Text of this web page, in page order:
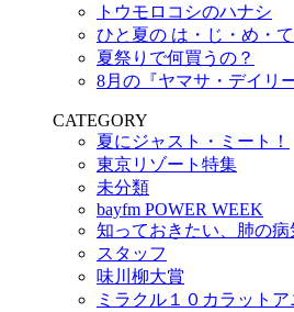
トウモロコシのハナシ
ひと夏の は・じ・め・て
夏祭りで何買うの？
8月の『ヤマサ・デイリ
CATEGORY
夏にジャスト・ミート！
東京リゾート特集
未分類
bayfm POWER WEEK
知っておきたい、肺の
スタッフ
味川柳大賞
ミラクル１０カラット